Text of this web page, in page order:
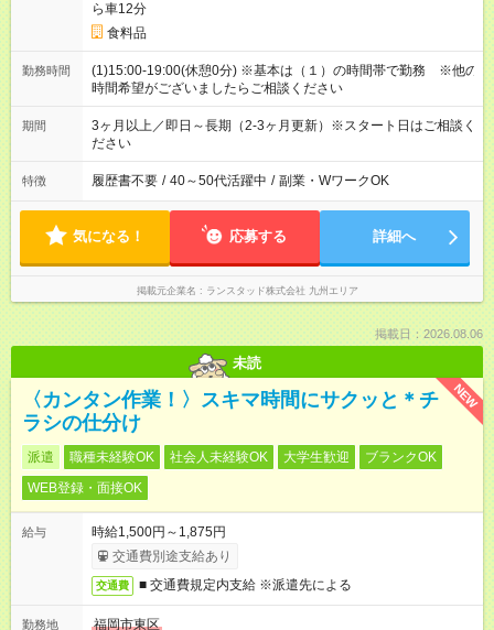
ら車12分
食料品
勤務時間
(1)15:00-19:00(休憩0分) ※基本は（１）の時間帯で勤務 ※他の
時間希望がございましたらご相談ください
期間
3ヶ月以上／即日～長期（2-3ヶ月更新）※スタート日はご相談く
ださい
特徴 履歴書不要 / 40～50代活躍中 / 副業・WワークOK
気になる！ 応募する 詳細へ
掲載元企業名 ランスタッド株式会社 九州エリア
掲載日：2026.08.06
未読
NEW
〈カンタン作業！〉スキマ時間にサクッと＊チ
ラシの仕分け
派遣 職種未経験OK 社会人未経験OK 大学生歓迎
ブランクOK
WEB登録・面接OK
給与
時給1,500円～1,875円
交通費別途支給あり
交通費 ■ 交通費規定内支給 ※派遣先による
勤務地 福岡市東区